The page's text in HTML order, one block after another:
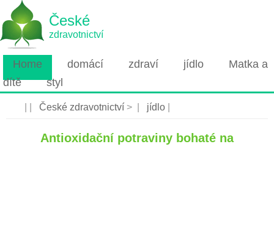
České
zdravotnictví
Home domácí zdraví jídlo
Matka a
dítě
styl
České zdravotnictví > | jídlo
Antioxidační potraviny bohaté na